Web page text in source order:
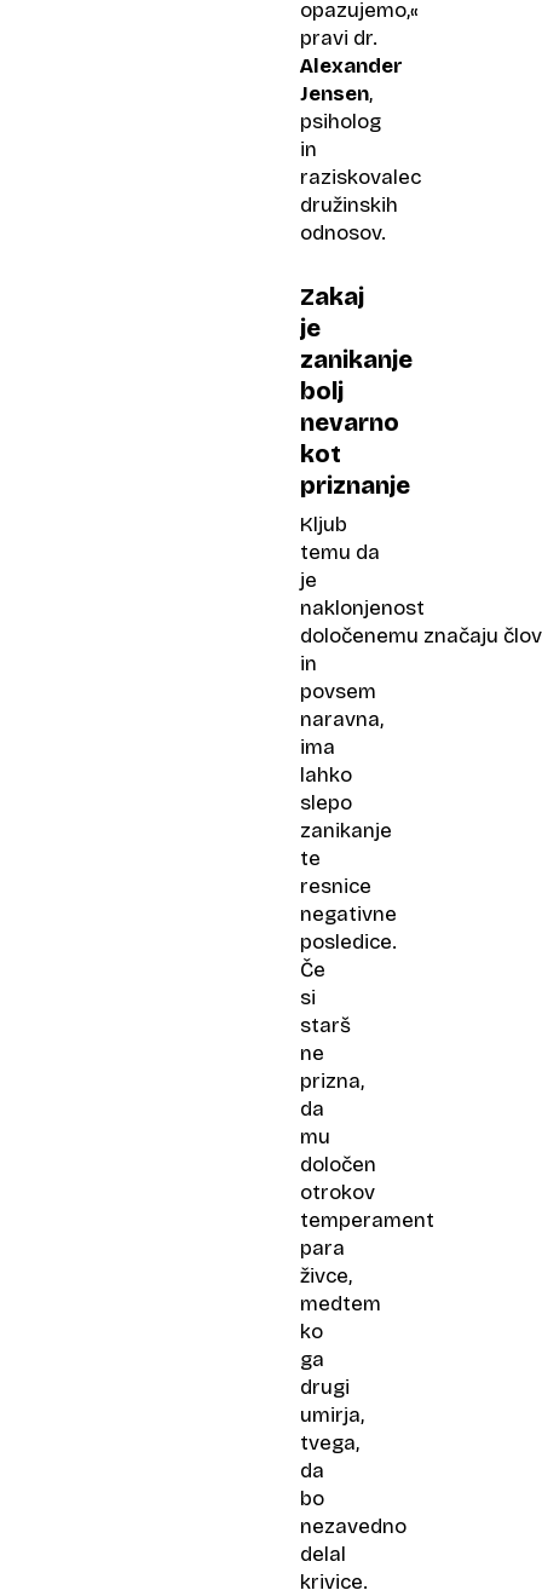
opazujemo,«
pravi dr.
Alexander
Jensen,
psiholog
in
raziskovalec
družinskih
odnosov.
Zakaj
je
zanikanje
bolj
nevarno
kot
priznanje
Kljub
temu da
je
naklonjenost
določenemu značaju
in
povsem
naravna,
ima
lahko
slepo
zanikanje
te
resnice
negativne
posledice.
Če
si
starš
ne
prizna,
da
mu
določen
otrokov
temperament
para
živce,
medtem
ko
ga
drugi
umirja,
tvega,
da
bo
nezavedno
delal
krivice.